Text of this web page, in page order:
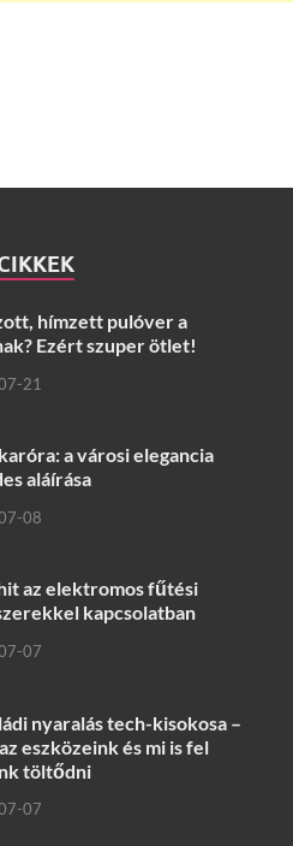
hímzett pulóver a
Ezért szuper ötlet!
21
a városi elegancia
aláírása
08
az elektromos fűtési
kapcsolatban
07
nyaralás tech-kisokosa –
eszközeink és mi is fel
töltődni
07